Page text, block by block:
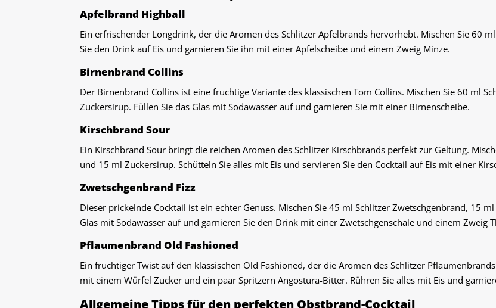
Apfelbrand Highball
Ein erfrischender Longdrink, der die Aromen des Schlitzer Apfelbrands hervorhebt. Mischen Sie 60
Sie den Drink auf Eis und garnieren Sie ihn mit einer Apfelscheibe und einem Zweig Minze.
Birnenbrand Collins
Der Birnenbrand Collins ist eine fruchtige Variante des klassischen Tom Collins. Mischen Sie 60 ml
Zuckersirup. Füllen Sie das Glas mit Sodawasser auf und garnieren Sie mit einer Birnenscheibe.
Kirschbrand Sour
Ein Kirschbrand Sour bringt die reichen Aromen des Schlitzer Kirschbrands perfekt zur Geltung.
und 15 ml Zuckersirup. Schütteln Sie alles mit Eis und servieren Sie den Cocktail auf Eis mit einer
Zwetschgenbrand Fizz
Dieser prickelnde Cocktail ist ein echter Genuss. Mischen Sie 45 ml Schlitzer Zwetschgenbrand, 15
Glas mit Sodawasser auf und garnieren Sie den Drink mit einer Zwetschgenschale und einem Zweig
Pflaumenbrand Old Fashioned
Ein fruchtiger Twist auf den klassischen Old Fashioned, der die Aromen des Schlitzer
mit einem Würfel Zucker und ein paar Spritzern Angostura-Bitter. Rühren Sie alles mit Eis und
Allgemeine Tipps für den perfekten Obstbrand-Cocktail